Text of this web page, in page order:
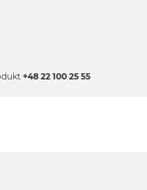
+48 22 100 25 55